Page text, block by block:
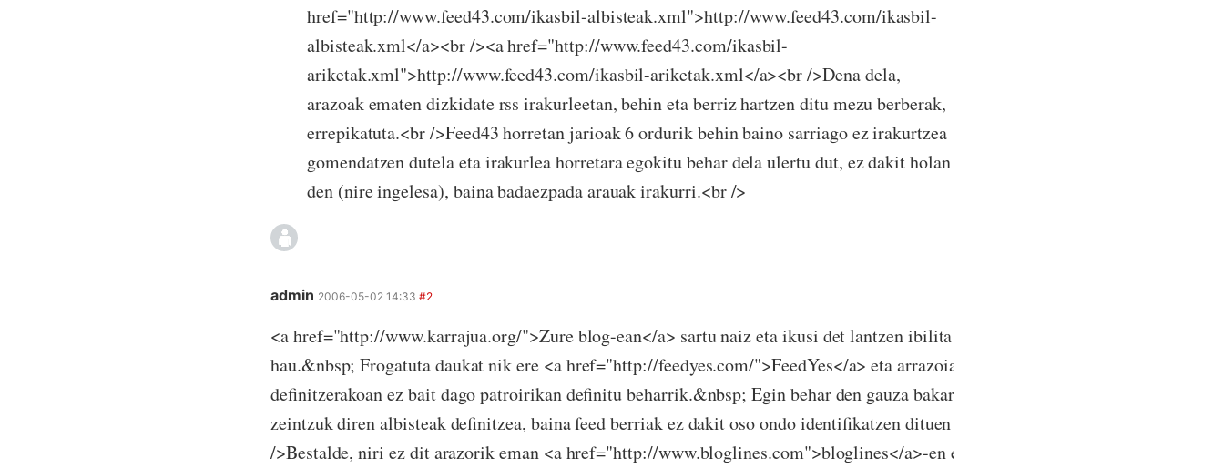
href="http://www.feed43.com/ikasbil-albisteak.xml">http://www.feed43.com/ikasbil-
albisteak.xml</a><br /><a href="http://www.feed43.com/ikasbil-
ariketak.xml">http://www.feed43.com/ikasbil-ariketak.xml</a><br />Dena dela,
arazoak ematen dizkidate rss irakurleetan, behin eta berriz hartzen ditu mezu berberak,
errepikatuta.<br />Feed43 horretan jarioak 6 ordurik behin baino sarriago ez irakurtzea
gomendatzen dutela eta irakurlea horretara egokitu behar dela ulertu dut, ez dakit holan
den (nire ingelesa), baina badaezpada arauak irakurri.<br />
admin 2006-05-02 14:33 #2
<a href="http://www.karrajua.org/">Zure blog-ean</a> sartu naiz eta ikusi det lantzen ibilita zeundela RSS-aren kontu
hau.&nbsp; Frogatuta daukat nik ere <a href="http://feedyes.com/">FeedYes</a> eta arrazoia duzu errazagoa dela
definitzerakoan ez bait dago patroirikan definitu beharrik.&nbsp; Egin behar den gauza bakarra da link guztien artean
zeintzuk diren albisteak definitzea, baina feed berriak ez dakit oso ondo identifikatzen dituen albiste berriak.<br /><br
/>Bestalde, niri ez dit arazorik eman <a href="http://www.bloglines.com">bloglines</a>-en edo behintzat ez naiz